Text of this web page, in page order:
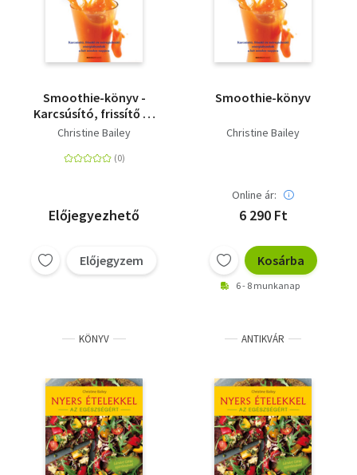
Smoothie-könyv -
Karcsúsító, frissítő és
méregtelenítő
minden napjára
Christine Bailey
Előjegyezhető
Előjegyzem
Smoothie-könyv
Christine Bailey
Online ár:
6 290 Ft
Kosárba
6 - 8 munkanap
KÖNYV ANTIKVÁR